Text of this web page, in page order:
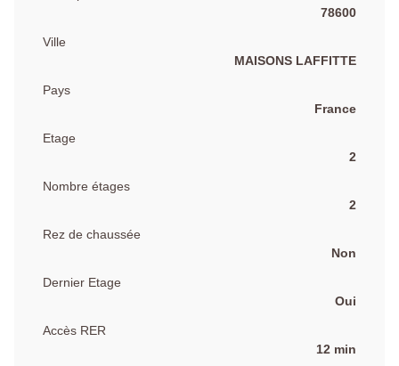
78600
Ville
MAISONS LAFFITTE
Pays
France
Etage
2
Nombre étages
2
Rez de chaussée
Non
Dernier Etage
Oui
Accès RER
12 min